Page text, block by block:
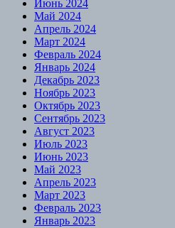
Июнь 2024
Май 2024
Апрель 2024
Март 2024
Февраль 2024
Январь 2024
Декабрь 2023
Ноябрь 2023
Октябрь 2023
Сентябрь 2023
Август 2023
Июль 2023
Июнь 2023
Май 2023
Апрель 2023
Март 2023
Февраль 2023
Январь 2023